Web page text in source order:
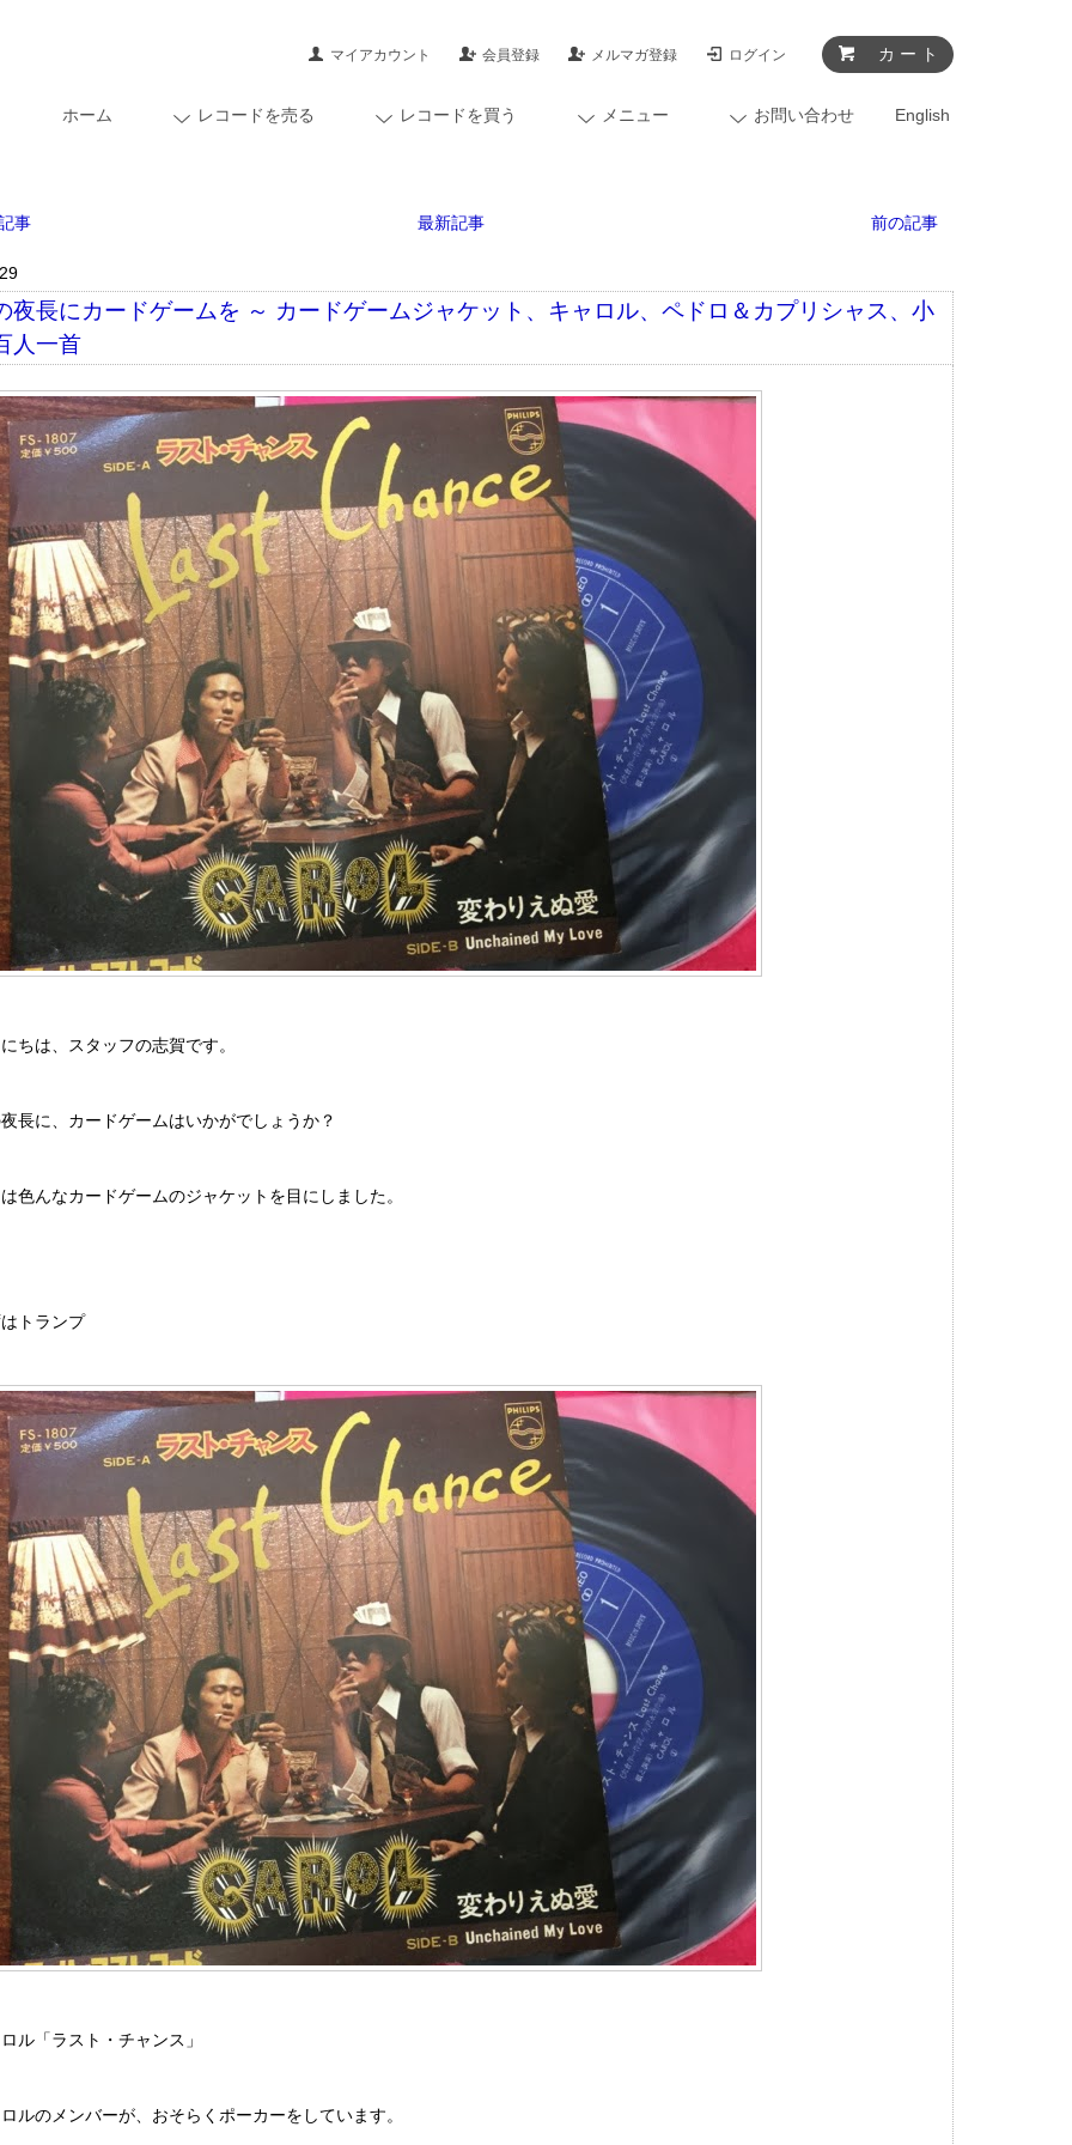
カ ー ト
マイアカウント 会員登録 メルマガ登録 ログイン
ホーム レコードを売る レコードを買う メニュー お問い合わせ English
事 最新記事 前の記事
夜長にカードゲームを ～ カードゲームジャケット、キャロル、ペドロ＆カプリシャス、小
人一首
ちは、スタッフの志賀です。
長に、カードゲームはいかがでしょうか？
色んなカードゲームのジャケットを目にしました。
トランプ
ル「ラスト・チャンス」
ルのメンバーが、おそらくポーカーをしています。